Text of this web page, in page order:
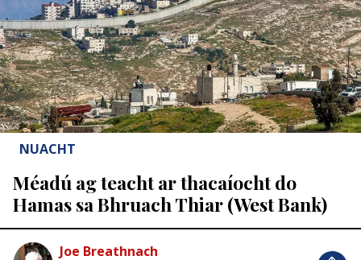
NUACHT
Méadú ag teacht ar thacaíocht do
Hamas sa Bhruach Thiar (West Bank)
Joe Breathnach